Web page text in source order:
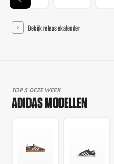
Bekijk releasekalender
TOP 5 DEZE WEEK
ADIDAS MODELLEN